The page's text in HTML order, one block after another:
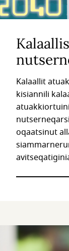
Kalaallit
kisiannili
oqaatsinut